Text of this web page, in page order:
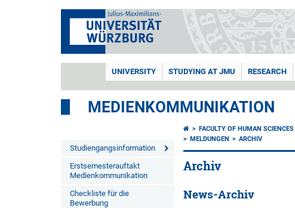
UNIVERSITY STUDYING AT JMU RESEARCH
MEDIENKOMMUNIKATION
Studiengangsinformation
Erstsemesterauftakt
Medienkommunikation
Checkliste für die
Bewerbung
FACULTY OF HUMAN SCIENCES
MELDUNGEN
ARCHIV
Archiv
News-Archiv